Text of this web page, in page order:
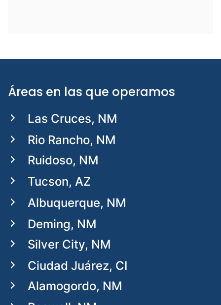
Áreas en las que operamos
Las Cruces, NM
Rio Rancho, NM
Ruidoso, NM
Tucson, AZ
Albuquerque, NM
Deming, NM
Silver City, NM
Ciudad Juárez, CI
Alamogordo, NM